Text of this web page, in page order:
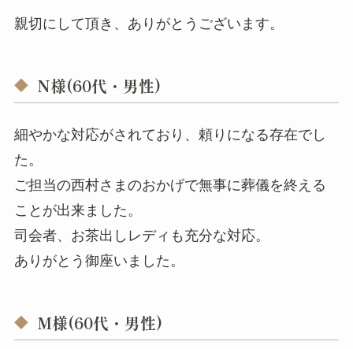
親切にして頂き、ありがとうございます。
N様(60代・男性)
細やかな対応がされており、頼りになる存在でし
た。
ご担当の西村さまのおかげで無事に葬儀を終える
ことが出来ました。
司会者、お茶出しレディも充分な対応。
ありがとう御座いました。
M様(60代・男性)